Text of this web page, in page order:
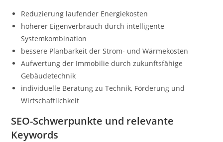
Reduzierung laufender Energiekosten
höherer Eigenverbrauch durch intelligente
Systemkombination
bessere Planbarkeit der Strom- und Wärmekosten
Aufwertung der Immobilie durch zukunftsfähige
Gebäudetechnik
individuelle Beratung zu Technik, Förderung und
Wirtschaftlichkeit
SEO-Schwerpunkte und relevante
Keywords